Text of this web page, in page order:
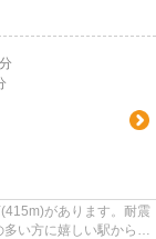
があります。耐震
い方に嬉しい駅から徒